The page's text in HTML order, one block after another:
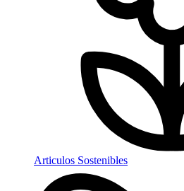
Articulos Sostenibles